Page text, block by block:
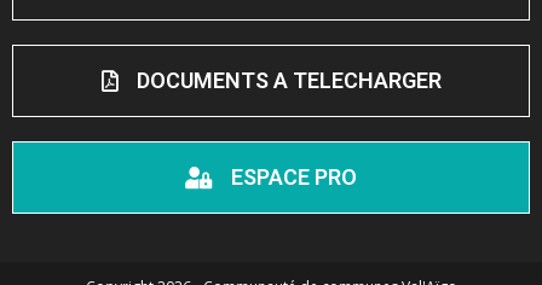
DOCUMENTS A TELECHARGER
ESPACE PRO